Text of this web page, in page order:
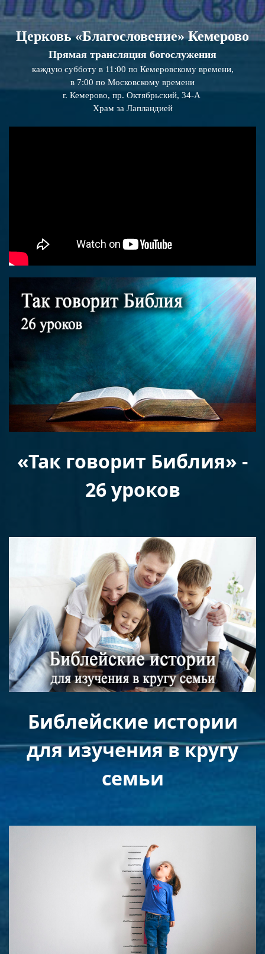
Церковь «Благословение» Кемерово
Прямая трансляция богослужения
каждую субботу в 11:00 по Кемеровскому времени,
в 7:00 по Московскому времени
г. Кемерово, пр. Октябрьский, 34-А
Храм за Лапландией
«Так говорит Библия» -
26 уроков
Библейские истории
для изучения в кругу
семьи